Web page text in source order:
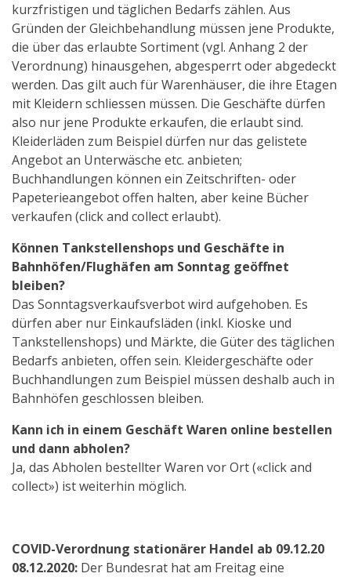
kurzfristigen und täglichen Bedarfs zählen. Aus
Gründen der Gleichbehandlung müssen jene Produkte,
die über das erlaubte Sortiment (vgl. Anhang 2 der
Verordnung) hinausgehen, abgesperrt oder abgedeckt
werden. Das gilt auch für Warenhäuser, die ihre Etagen
mit Kleidern schliessen müssen. Die Geschäfte dürfen
also nur jene Produkte erkaufen, die erlaubt sind.
Kleiderläden zum Beispiel dürfen nur das gelistete
Angebot an Unterwäsche etc. anbieten;
Buchhandlungen können ein Zeitschriften- oder
Papeterieangebot offen halten, aber keine Bücher
verkaufen (click and collect erlaubt).
Können Tankstellenshops und Geschäfte in
Bahnhöfen/Flughäfen am Sonntag geöffnet
bleiben?
Das Sonntagsverkaufsverbot wird aufgehoben. Es
dürfen aber nur Einkaufsläden (inkl. Kioske und
Tankstellenshops) und Märkte, die Güter des täglichen
Bedarfs anbieten, offen sein. Kleidergeschäfte oder
Buchhandlungen zum Beispiel müssen deshalb auch in
Bahnhöfen geschlossen bleiben.
Kann ich in einem Geschäft Waren online bestellen
und dann abholen?
Ja, das Abholen bestellter Waren vor Ort («click and
collect») ist weiterhin möglich.
COVID-Verordnung stationärer Handel ab 09.12.20
08.12.2020: Der Bundesrat hat am Freitag eine